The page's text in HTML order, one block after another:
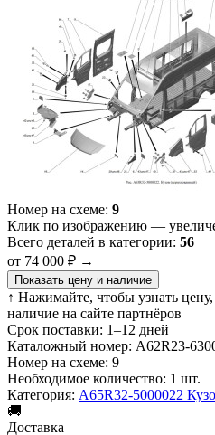
Номер на схеме: 9
Клик по изображению —
Всего деталей в категории: 56
от 74 000 ₽ →
Показать цену и наличие
↑ Нажимайте, чтобы узнать цену,
наличие на сайте партнёров
Срок поставки: 1–12 дней
Каталожный номер: А62R23-
Номер на схеме: 9
Необходимое количество: 1 шт.
Категория: A65R32-5000022
🚚
Доставка